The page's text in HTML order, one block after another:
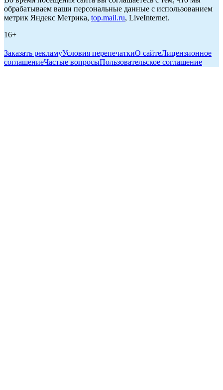
обрабатываем ваши персональные данные с использованием
метрик Яндекс Метрика, top.mail.ru, LiveInternet.
16+
Заказать рекламуУсловия перепечаткиО сайтеЛицензионное
соглашениеЧастые вопросыПользовательское соглашение